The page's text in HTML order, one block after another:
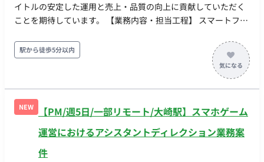
イトルの安定した運用と売上・品質の向上に貢献していただく
ことを期待しています。 【業務内容・担当工程】 スマートフォ
定、運営施策の開発スケジュール管理、および運用メンバーの
マネジメント業務をご担当いただきます。 具体的な担当業務は
以下の通りです。 ・KPI分析ならびに売上計画 / 改善計画に関わ
る準備や資料作成 ・年間の運用スケジュールの策定準備 / 補助
・運用チーム内の各種打ち合わせのファシリテート ・運用チー
ムメンバーのマネジメント業務（タスク管理 / スケジュール管
理） ・運用タイトルで発生する一般的な運用業務全般（お知ら
程】 要件定義・設計・保守運用 【チーム体制】 ・運用メンバ
駅から徒歩5分以内
NEW
【PM/週5日/一部リモート/大崎駅】スマホゲーム
運営におけるアシスタントディレクション業務案
件